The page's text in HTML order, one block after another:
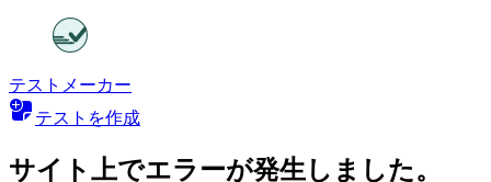
テストメーカー
テストを作成
サイト上でエラーが発生しました。